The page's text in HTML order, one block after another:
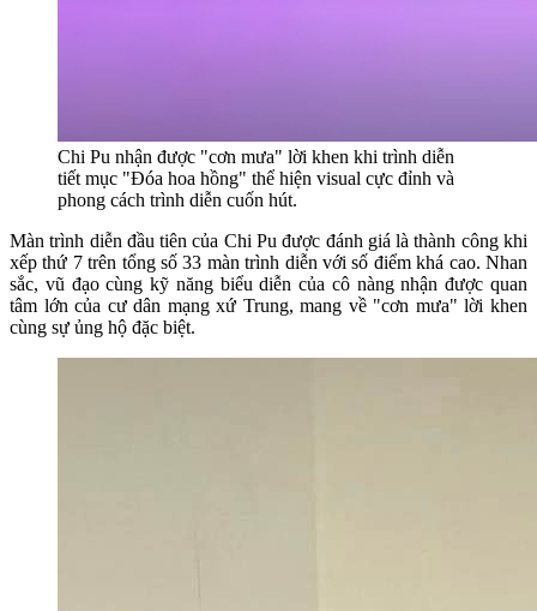
Chi Pu nhận được "cơn mưa" lời khen khi trình diễn
tiết mục "Đóa hoa hồng" thể hiện visual cực đỉnh và
phong cách trình diễn cuốn hút.
Màn trình diễn đầu tiên của Chi Pu được đánh giá là thành công khi
xếp thứ 7 trên tổng số 33 màn trình diễn với số điểm khá cao. Nhan
sắc, vũ đạo cùng kỹ năng biểu diễn của cô nàng nhận được quan
tâm lớn của cư dân mạng xứ Trung, mang về "cơn mưa" lời khen
cùng sự ủng hộ đặc biệt.